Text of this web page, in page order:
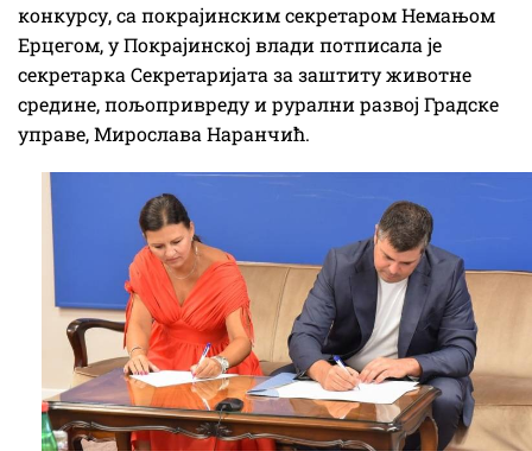
конкурсу, са покрајинским секретаром Немањом
Ерцегом, у Покрајинској влади потписала је
секретарка Секретаријата за заштиту животне
средине, пољопривреду и рурални развој Градске
управе, Мирослава Наранчић.